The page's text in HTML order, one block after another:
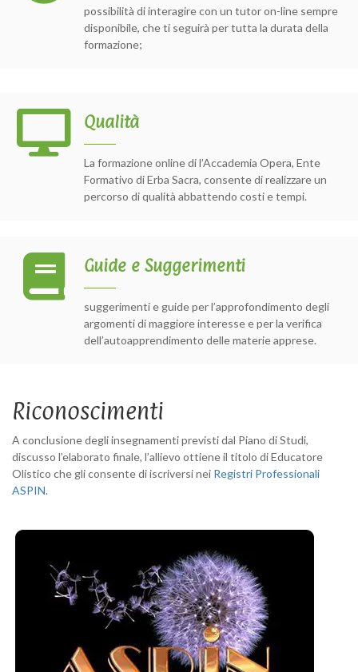
possibilità di interagire con un tutor on-line sempre
disponibile, che ti seguirà per tutta la durata della
formazione;
Qualità
La formazione online di l’Accademia Opera, Ente
Formativo di Erba Sacra, consente di realizzare un
percorso di qualità abbattendo costi e tempi.
Guide e Suggerimenti
suggerimenti e guide per l’approfondimento degli
argomenti di maggiore interesse e per la verifica
dell’autoapprendimento delle materie apprese.
Riconoscimenti
A conclusione degli insegnamenti previsti dal Piano di Studi,
discusso l’elaborato finale, l’allievo ottiene il titolo di Educatore
Olistico che gli consente di iscriversi nei Registri Professionali
ASPIN.